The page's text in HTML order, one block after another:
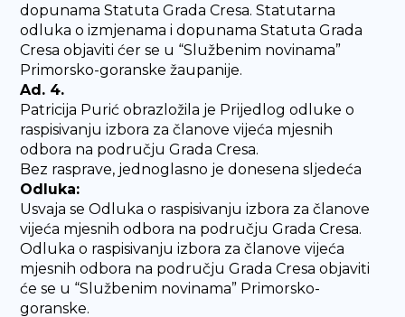
dopunama Statuta Grada Cresa. Statutarna
odluka o izmjenama i dopunama Statuta Grada
Cresa objaviti ćer se u “Službenim novinama”
Primorsko-goranske žaupanije.
Ad. 4.
Patricija Purić obrazložila je Prijedlog odluke o
raspisivanju izbora za članove vijeća mjesnih
odbora na području Grada Cresa.
Bez rasprave, jednoglasno je donesena sljedeća
Odluka:
Usvaja se Odluka o raspisivanju izbora za članove
vijeća mjesnih odbora na području Grada Cresa.
Odluka o raspisivanju izbora za članove vijeća
mjesnih odbora na području Grada Cresa objaviti
će se u “Službenim novinama” Primorsko-
goranske.